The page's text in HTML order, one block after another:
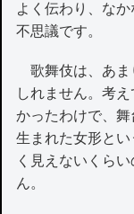
よく伝わり、な
不思議です。
歌舞伎は、あま
しれません。考
かったわけで、
生まれた女形と
く見えないくら
ん。